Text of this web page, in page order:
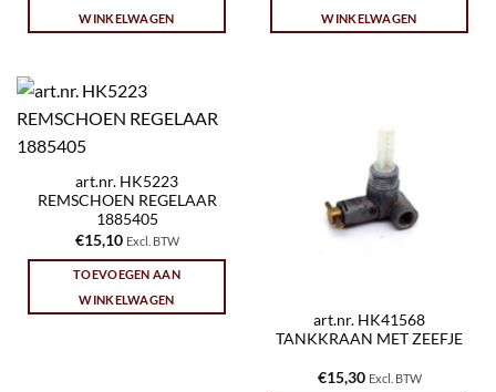
WINKELWAGEN
WINKELWAGEN
art.nr. HK5223
REMSCHOEN REGELAAR
1885405
€15,10 Excl. BTW
TOEVOEGEN AAN
WINKELWAGEN
art.nr. HK41568
TANKKRAAN MET ZEEFJE
€15,30 Excl. BTW